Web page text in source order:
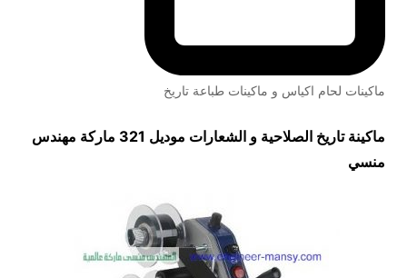
ماكينات لحام اكياس و ماكينات طباعة تاريخ
ماكينة تاريخ الصلاحية و الشعارات موديل 321 ماركة مهندس
منسي